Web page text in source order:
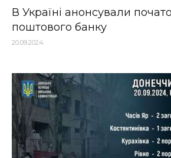
В Україні анонсували
поштового банку
20.09.2024